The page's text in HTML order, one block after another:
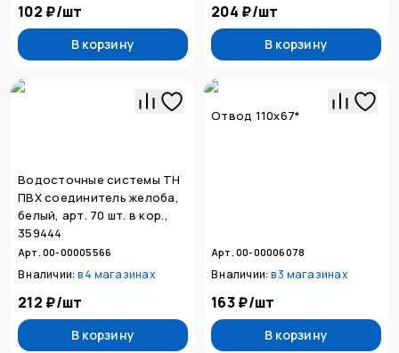
102 ₽/шт
В корзину
204 ₽/шт
В корзину
Водосточные системы ТН
ПВХ соединитель желоба,
белый, арт. 70 шт. в кор.,
359444
Арт. 00-00005566
В наличии: в4 магазинах
212 ₽/шт
В корзину
Отвод 110х67*
Арт. 00-00006078
В наличии: в3 магазинах
163 ₽/шт
В корзину